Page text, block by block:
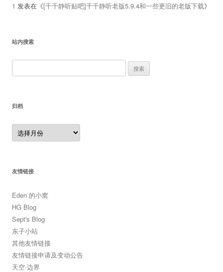
1 发表在《[千千静听贴吧]千千静听老版5.9.4和一些更旧的老版下载》
站内搜索
索：
归档
归
档
友情链接
Eden 的小窝
HG Blog
Sept's Blog
东子小站
其他友情链接
友情链接申请及变动公告
天空·边界